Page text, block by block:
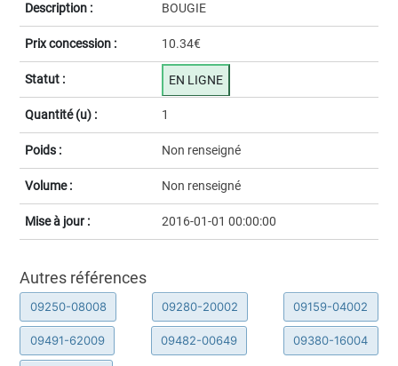
Description : BOUGIE
Prix concession : 10.34€
Statut : EN LIGNE
Quantité (u) : 1
Poids : Non renseigné
Volume : Non renseigné
Mise à jour : 2016-01-01 00:00:00
Autres références
09250-08008 09280-20002 09159-04002
09491-62009 09482-00649 09380-16004